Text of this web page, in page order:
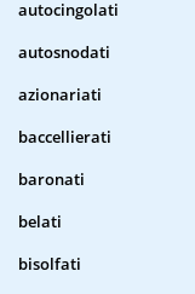
autocingolati
autosnodati
azionariati
baccellierati
baronati
belati
bisolfati